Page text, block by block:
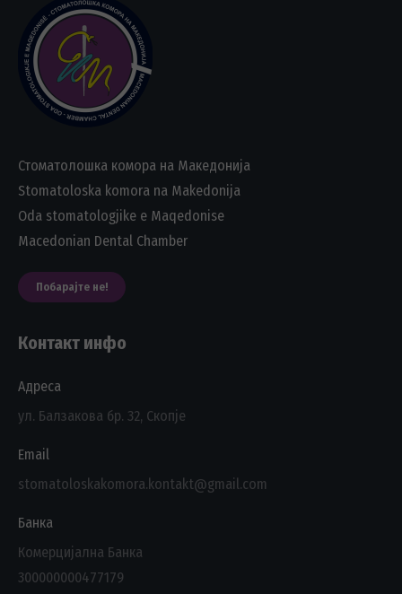
Стоматолошка комора на Македонија
Stomatoloska komora na Makedonija
Oda stomatologjike e Maqedonise
Macedonian Dental Chamber
Побарајте не!
Контакт инфо
Адреса
ул. Балзакова бр. 32, Скопје
Email
stomatoloskakomora.kontakt@gmail.com
Банка
Комерцијална Банка
300000000477179